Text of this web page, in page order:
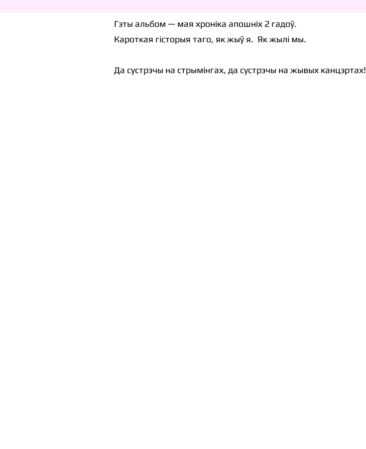
Гэты альбом — мая хроніка апошніх 2 гадоў.
Кароткая гісторыя таго, як жыў я. Як жылі мы.
Да сустрэчы на стрымінгах, да сустрэчы на жывых канцэртах!